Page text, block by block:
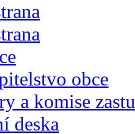
obce
a komise
deska